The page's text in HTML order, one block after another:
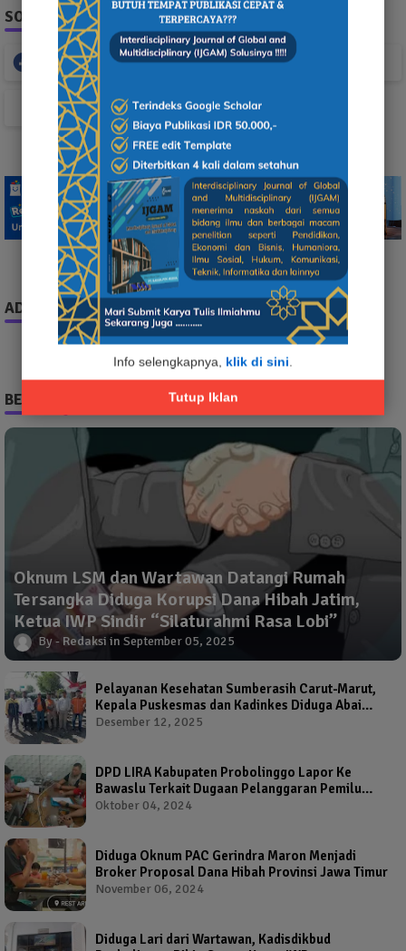
Info selengkapnya, klik di sini
Tutup Iklan
SOCIAL PLUGIN
Facebook Whatsapp
TikTok
ADS
BERITA TERPOPULER
Oknum LSM dan Wartawan Datangi Rumah
Tersangka Diduga Korupsi Dana Hibah Jatim,
Ketua IWP Sindir “Silaturahmi Rasa Lobi”
Redaksi September 05, 2025
Pelayanan Kesehatan Sumberasih Carut-Marut,
Kepala Puskesmas dan Kadinkes Diduga Abai
Warga Jadi Korban
Desember 12, 2025
DPD LIRA Kabupaten Probolinggo Lapor Ke
Bawaslu Terkait Dugaan Pelanggaran Pemilu
Oleh Salah Satu Calon Wakil Bupati Probolinggo
Oktober 04, 2024
Diduga Oknum PAC Gerindra Maron Menjadi
Broker Proposal Dana Hibah Provinsi Jawa Timur
November 06, 2024
Diduga Lari dari Wartawan, Kadisdikbud